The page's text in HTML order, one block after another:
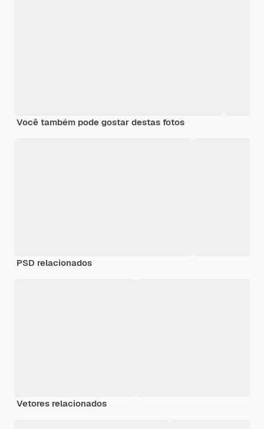
Você também pode gostar destas fotos
PSD relacionados
Vetores relacionados